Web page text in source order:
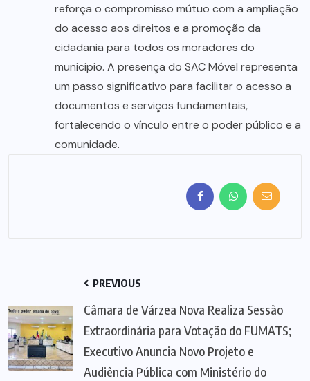
reforça o compromisso mútuo com a ampliação
do acesso aos direitos e a promoção da
cidadania para todos os moradores do
município. A presença do SAC Móvel representa
um passo significativo para facilitar o acesso a
documentos e serviços fundamentais,
fortalecendo o vínculo entre o poder público e a
comunidade.
PREVIOUS
Câmara de Várzea Nova Realiza Sessão
Extraordinária para Votação do FUMATS;
Executivo Anuncia Novo Projeto e
Audiência Pública com Ministério do